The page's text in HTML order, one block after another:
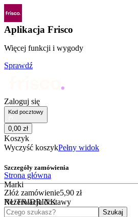
Aplikacja Frisco
Więcej funkcji i wygody
Sprawdź
Zaloguj się
Kod pocztowy
0,00 zł
Koszyk
Wyczyść koszykPełny widok
Szczegóły zamówienia
Złóż zamówienie5,90 zł
Rezerwacja dostawy
Czego szukasz?
Szukaj
Strona główna
Marki
NUTRIDRINK